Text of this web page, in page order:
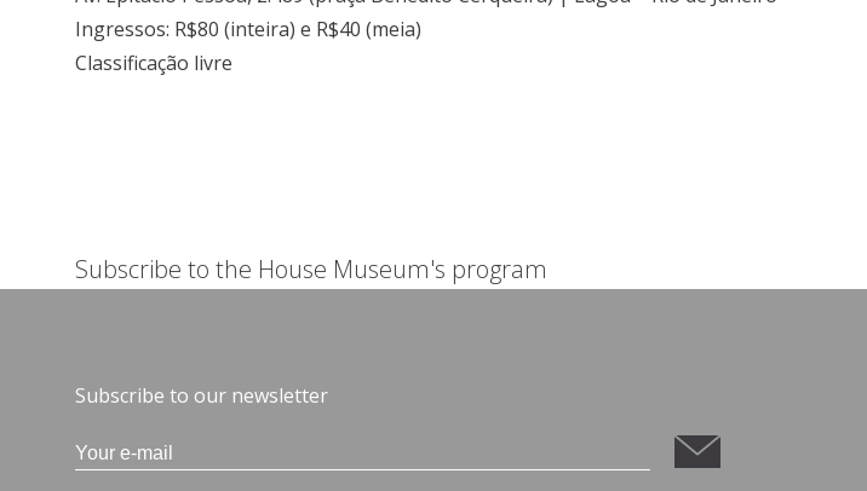
Ingressos: R$80 (inteira) e R$40 (meia)
Classificação livre
Subscribe to the House Museum's program
Subscribe to our newsletter